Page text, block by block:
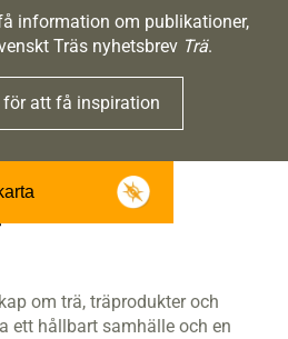
information om publikationer,
Träs nyhetsbrev Trä.
att få inspiration
om trä, träprodukter och
ett hållbart samhälle och en